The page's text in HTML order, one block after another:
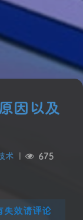
因以及
术 |
675
失效请评论